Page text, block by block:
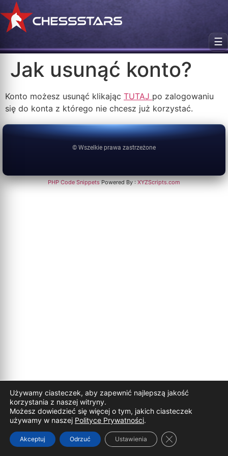
☰
Jak usunąć konto?
Konto możesz usunąć klikając TUTAJ po zalogowaniu
się do konta z którego nie chcesz już korzystać.
© Wszelkie prawa zastrzeżone
PHP Code SnippetsPowered By :XYZScripts.com
Używamy ciasteczek, aby zapewnić najlepszą jakość
korzystania z naszej witryny.
Możesz dowiedzieć się więcej o tym, jakich ciasteczek
używamy w naszej Polityce Prywatności.
Akceptuj Odrzuć Ustawienia Zamknij panel